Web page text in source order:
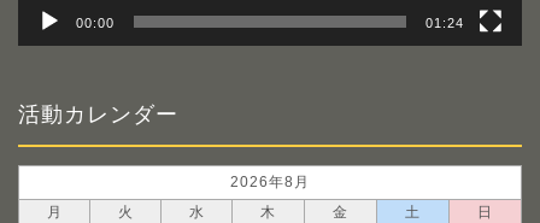
00:00 01:24
活動カレンダー
2026年8月
月
火 水 木 金 土
日